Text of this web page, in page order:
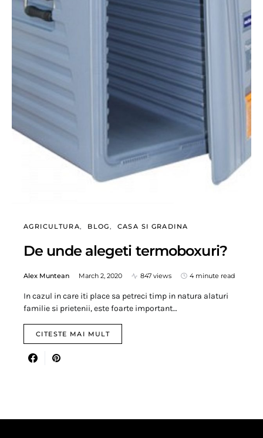
AGRICULTURA BLOG CASA SI GRADINA
De unde alegeti termoboxuri?
Alex Muntean March 2, 2020 847 views 4 minute read
In cazul in care iti place sa petreci timp in natura alaturi
familie si prietenii, este foarte important…
CITESTE MAI MULT